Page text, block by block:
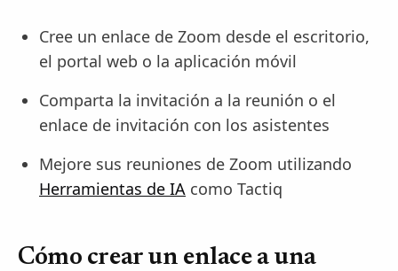
Cree un enlace de Zoom desde el escritorio,
el portal web o la aplicación móvil
Comparta la invitación a la reunión o el
enlace de invitación con los asistentes
Mejore sus reuniones de Zoom utilizando
Herramientas de IA como Tactiq
Cómo crear un enlace a una